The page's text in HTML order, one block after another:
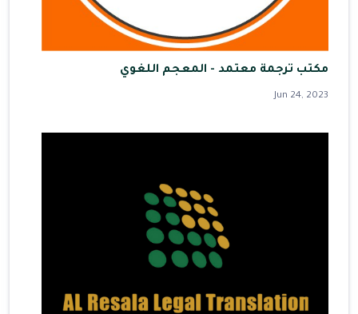
مكتب ترجمة معتمد - المعجم اللغوي
Jun 24, 2023